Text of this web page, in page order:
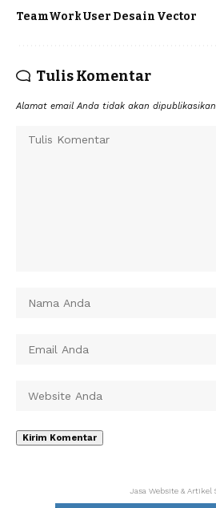
TeamWork User Desain Vector
Tulis Komentar
Alamat email Anda tidak akan
Jasa Website & Artikel